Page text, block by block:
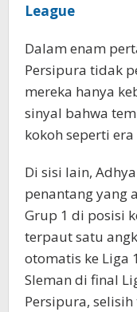
League
Dalam enam
Persipura tidak
mereka hanya
sinyal bahwa
kokoh seperti
Di sisi lain,
penantang yang
Grup 1 di posisi
terpaut satu
otomatis ke Liga
Sleman di final
Persipura,